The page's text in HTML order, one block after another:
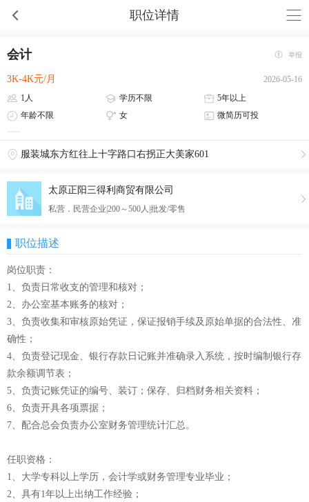
职位详情
会计 举报
3K-4K元/月
2026-05-16
1人
学历不限
5年以上
年龄不限
女 微简历可投
服装城东方红往上十字路口右拐正大美家601
太原正阳三得利商贸有限公司
私营．民营企业|200～500人|批发/零售
职位描述
岗位职责：
1、负责日常收支的管理和核对；
2、办公室基本账务的核对；
3、负责收集和审核原始凭证，保证报销手续及原始单据的合法性、准
确性；
4、负责登记现金、银行存款日记账并准确录入系统，按时编制银行存
款余额调节表；
5、负责记账凭证的编号、装订；保存、归档财务相关资料；
6、负责开具各项票据；
7、配合总会负责办公室财务管理统计汇总。
任职资格：
1、大学专科以上学历，会计学或财务管理专业毕业；
2、具有1年以上出纳工作经验；